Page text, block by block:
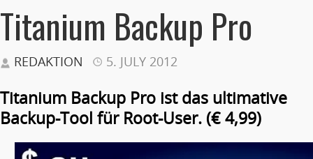
Titanium Backup Pro
REDAKTION 5. JULY 2012
Titanium Backup Pro ist das ultimative
Backup-Tool für Root-User. (€ 4,99)